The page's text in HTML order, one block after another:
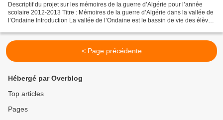
Descriptif du projet sur les mémoires de la guerre d’Algérie pour l’année
scolaire 2012-2013 Titre : Mémoires de la guerre d’Algérie dans la vallée de
l’Ondaine Introduction La vallée de l’Ondaine est le bassin de vie des élèves
< Page précédente
Hébergé par Overblog
Top articles
Pages